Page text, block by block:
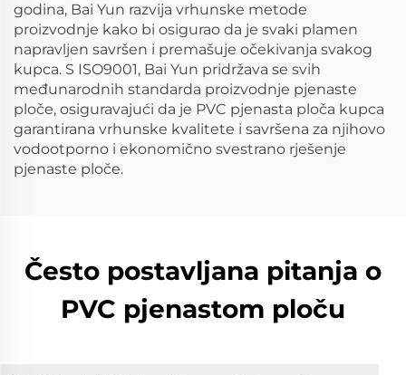
godina, Bai Yun razvija vrhunske metode
proizvodnje kako bi osigurao da je svaki plamen
napravljen savršen i premašuje očekivanja svakog
kupca. S ISO9001, Bai Yun pridržava se svih
međunarodnih standarda proizvodnje pjenaste
ploče, osiguravajući da je PVC pjenasta ploča kupca
garantirana vrhunske kvalitete i savršena za njihovo
vodootporno i ekonomično svestrano rješenje
pjenaste ploče.
Često postavljana pitanja o
PVC pjenastom ploču